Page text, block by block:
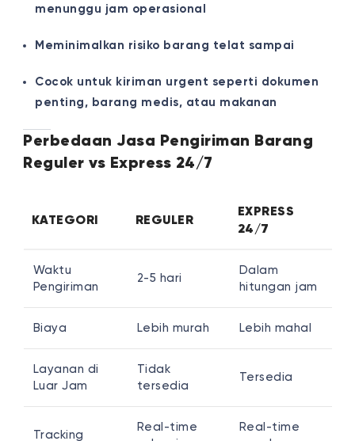
menunggu jam operasional
Meminimalkan risiko barang telat sampai
Cocok untuk kiriman urgent seperti dokumen
penting, barang medis, atau makanan
Perbedaan Jasa Pengiriman Barang
Reguler vs Express 24/7
KATEGORI REGULER
EXPRESS
24/7
Waktu
Pengiriman
2-5 hari
Dalam
hitungan jam
Biaya Lebih murah Lebih mahal
Layanan di
Luar Jam
Tidak
tersedia
Tersedia
Tracking
Real-time
Real-time